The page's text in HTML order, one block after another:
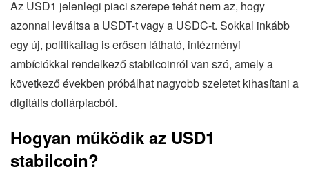
Az USD1 jelenlegi piaci szerepe tehát nem az, hogy
azonnal leváltsa a USDT-t vagy a USDC-t. Sokkal inkább
egy új, politikailag is erősen látható, intézményi
ambíciókkal rendelkező stabilcoinról van szó, amely a
következő években próbálhat nagyobb szeletet kihasítani a
digitális dollárpiacból.
Hogyan működik az USD1
stabilcoin?